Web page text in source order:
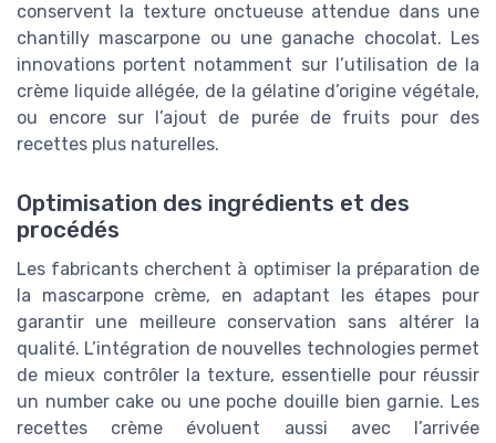
conservent la texture onctueuse attendue dans une
chantilly mascarpone ou une ganache chocolat. Les
innovations portent notamment sur l’utilisation de la
crème liquide allégée, de la gélatine d’origine végétale,
ou encore sur l’ajout de purée de fruits pour des
recettes plus naturelles.
Optimisation des ingrédients et des
procédés
Les fabricants cherchent à optimiser la préparation de
la mascarpone crème, en adaptant les étapes pour
garantir une meilleure conservation sans altérer la
qualité. L’intégration de nouvelles technologies permet
de mieux contrôler la texture, essentielle pour réussir
un number cake ou une poche douille bien garnie. Les
recettes crème évoluent aussi avec l’arrivée